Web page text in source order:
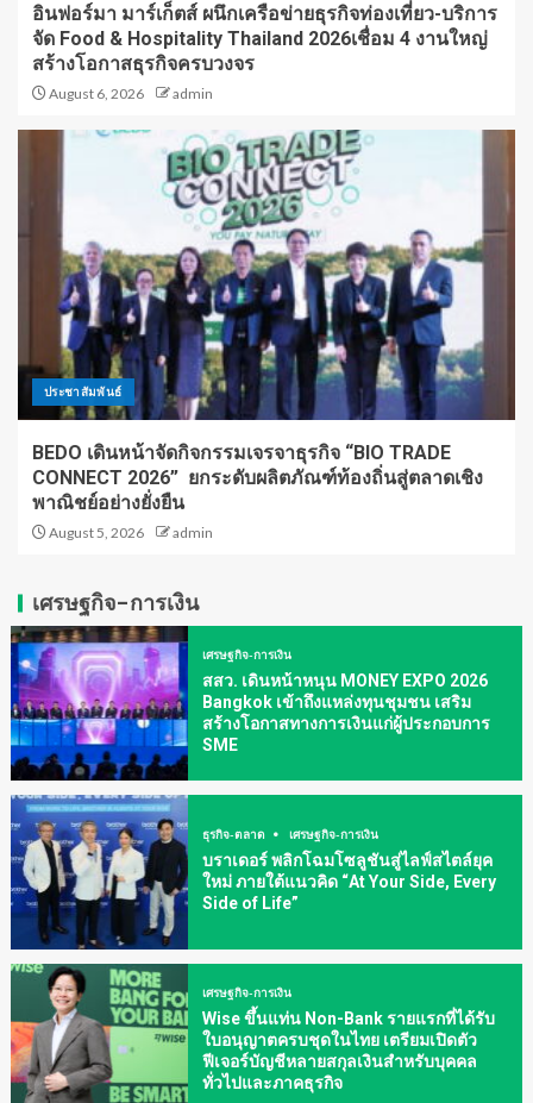
อินฟอร์มา มาร์เก็ตส์ ผนึกเครือข่ายธุรกิจท่องเที่ยว-บริการ
จัด Food & Hospitality Thailand 2026เชื่อม 4 งานใหญ่
สร้างโอกาสธุรกิจครบวงจร
August 6, 2026 admin
ประชาสัมพันธ์
BEDO เดินหน้าจัดกิจกรรมเจรจาธุรกิจ “BIO TRADE
CONNECT 2026” ยกระดับผลิตภัณฑ์ท้องถิ่นสู่ตลาดเชิง
พาณิชย์อย่างยั่งยืน
August 5, 2026 admin
เศรษฐกิจ-การเงิน
เศรษฐกิจ-การเงิน
สสว. เดินหน้าหนุน MONEY EXPO 2026
Bangkok เข้าถึงแหล่งทุนชุมชน เสริม
สร้างโอกาสทางการเงินแก่ผู้ประกอบการ
SME
ธุรกิจ-ตลาด เศรษฐกิจ-การเงิน
บราเดอร์ พลิกโฉมโซลูชันสู่ไลฟ์สไตล์ยุค
ใหม่ ภายใต้แนวคิด “At Your Side, Every
Side of Life”
เศรษฐกิจ-การเงิน
Wise ขึ้นแท่น Non-Bank รายแรกที่ได้รับ
ใบอนุญาตครบชุดในไทย เตรียมเปิดตัว
ฟีเจอร์บัญชีหลายสกุลเงินสำหรับบุคคล
ทั่วไปและภาคธุรกิจ